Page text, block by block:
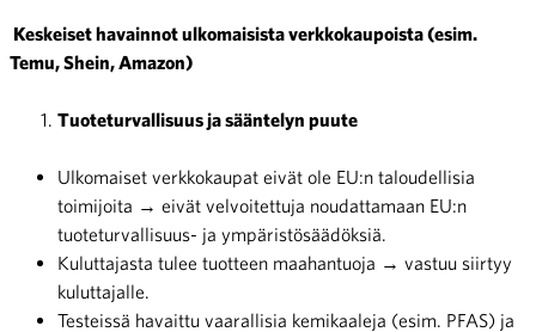
Keskeiset havainnot ulkomaisista verkkokaupoista (esim.
Temu, Shein, Amazon)
Tuoteturvallisuus ja sääntelyn puute
Ulkomaiset verkkokaupat eivät ole EU:n taloudellisia
toimijoita → eivät velvoitettuja noudattamaan EU:n
tuoteturvallisuus- ja ympäristösäädöksiä.
Kuluttajasta tulee tuotteen maahantuoja → vastuu siirtyy
kuluttajalle.
Testeissä havaittu vaarallisia kemikaaleja (esim. PFAS) ja